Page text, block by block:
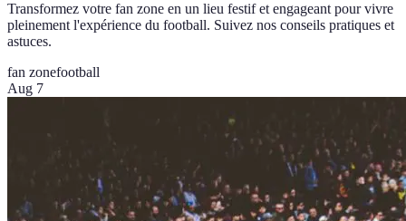
Transformez votre fan zone en un lieu festif et engageant pour vivre
pleinement l'expérience du football. Suivez nos conseils pratiques et
astuces.
fan zonefootball
Aug 7